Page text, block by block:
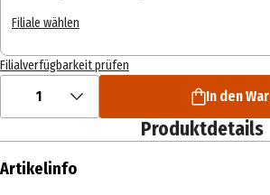
Filiale wählen
Filialverfügbarkeit prüfen
1 In den
Produktdetails
Artikelinfo